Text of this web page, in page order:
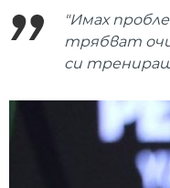
"Имах
трябват
си